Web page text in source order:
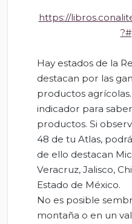
https://
Hay estados de la
destacan por las
productos
indicador para
productos. Si
48 de tu Atlas,
de ello destacan
Veracruz, Jalisco,
Estado de México.
No es posible
montaña o en un